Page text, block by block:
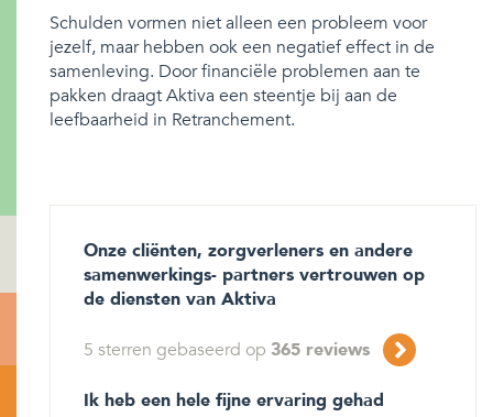
Schulden vormen niet alleen een probleem voor
jezelf, maar hebben ook een negatief effect in de
samenleving. Door financiële problemen aan te
pakken draagt Aktiva een steentje bij aan de
leefbaarheid in Retranchement.
Onze cliënten, zorgverleners en andere
samenwerkings- partners vertrouwen op
de diensten van Aktiva
5 sterren gebaseerd op 365 reviews
Ik heb een hele fijne ervaring gehad